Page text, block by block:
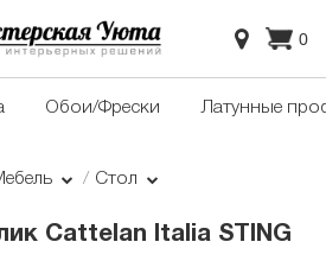
0
Обои/Фрески Латунные
Стол
Cattelan Italia STING